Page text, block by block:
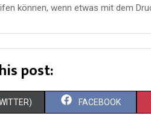
können, wenn etwas mit dem
post:
FACEBOOK